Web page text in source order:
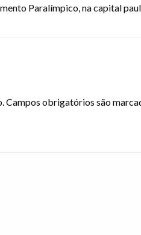
Paralímpico, na capital
Campos obrigatórios são